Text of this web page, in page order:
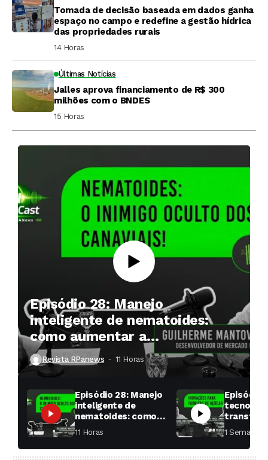
Tomada de decisão baseada em dados ganha
espaço no campo e redefine a gestão hídrica
das propriedades rurais
14 Horas ⁮
Últimas Notícias
Jalles aprova financiamento de R$ 300
milhões com o BNDES
15 Horas ⁮
Episódio 28: Manejo
inteligente de nematoides:
como aumentar a
produtividade das soqueiras?
Revista RPanews 11 Horas ⁮
Episódio 28: Manejo
inteligente de
nematoides: como
aumentar a
produtividade das
soqueiras?
11 Horas ⁮
Episódio
fábricas
1 Semana ⁮